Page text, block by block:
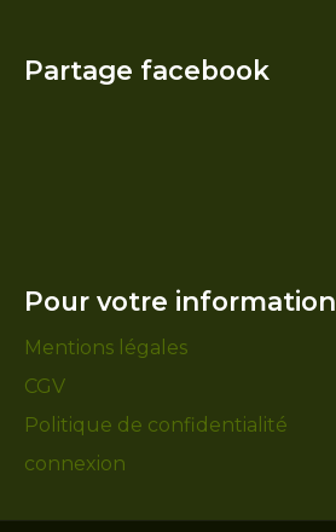
Partage facebook
Pour votre information
Mentions légales
CGV
Politique de confidentialité
connexion